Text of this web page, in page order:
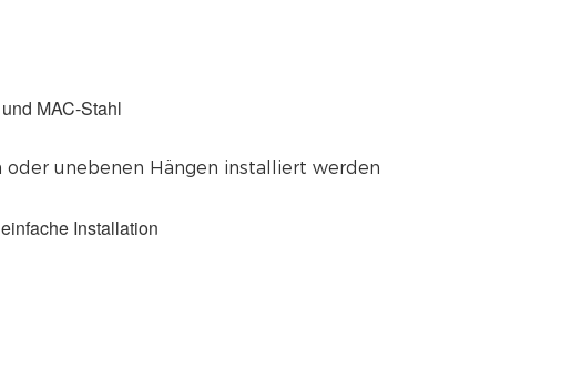
MAC-Stahl
oder unebenen Hängen installiert werden
Installation